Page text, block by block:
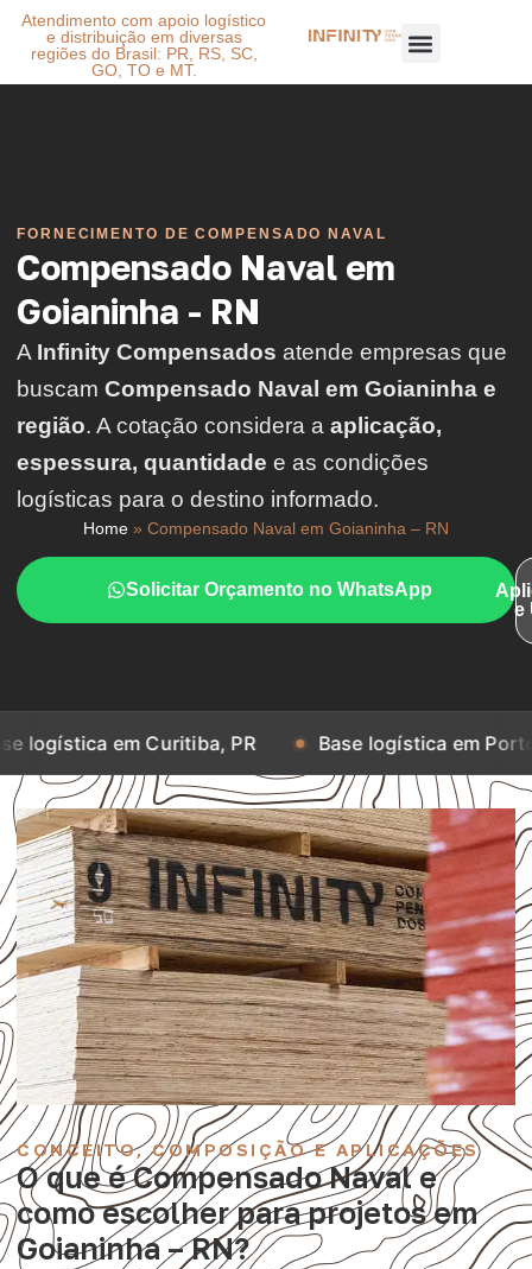
Atendimento com apoio logístico
e distribuição em diversas
regiões do Brasil: PR, RS, SC,
GO, TO e MT.
FORNECIMENTO DE COMPENSADO NAVAL
Compensado Naval em
Goianinha - RN
A Infinity Compensados atende empresas que
buscam Compensado Naval em Goianinha e
região. A cotação considera a aplicação,
espessura, quantidade e as condições
logísticas para o destino informado.
Home » Compensado Naval em Goianinha – RN
Solicitar Orçamento no WhatsApp
e
Curitiba, PR Base logística em Porto Alegre, RS
CONCEITO, COMPOSIÇÃO E APLICAÇÕES
O que é Compensado Naval e
como escolher para projetos em
Goianinha – RN?